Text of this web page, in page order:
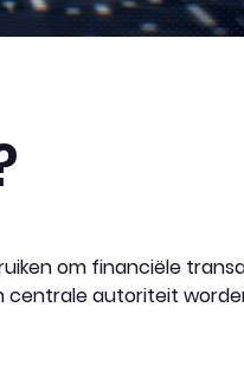
om financiële
autoriteit